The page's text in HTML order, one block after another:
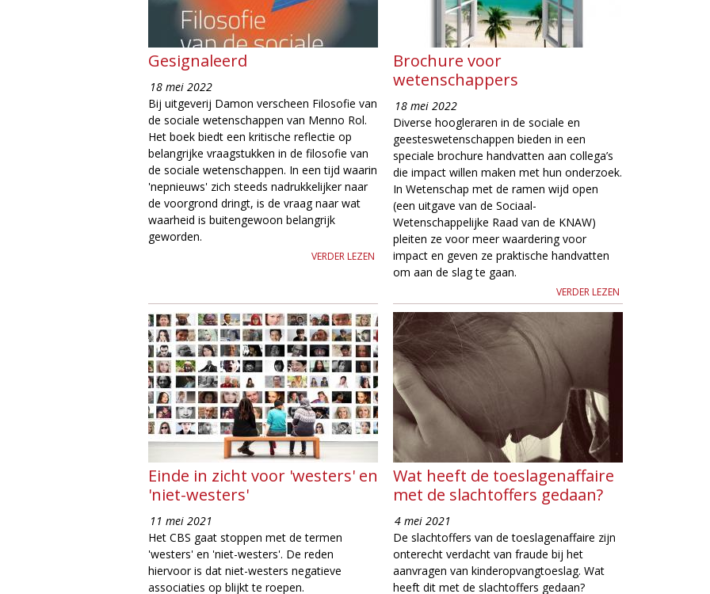
Gesignaleerd
18 mei 2022
Bij uitgeverij Damon verscheen Filosofie van
de sociale wetenschappen van Menno Rol.
Het boek biedt een kritische reflectie op
belangrijke vraagstukken in de filosofie van
de sociale wetenschappen. In een tijd waarin
'nepnieuws' zich steeds nadrukkelijker naar
de voorgrond dringt, is de vraag naar wat
waarheid is buitengewoon belangrijk
geworden.
VERDER LEZEN
Brochure voor
wetenschappers
18 mei 2022
Diverse hoogleraren in de sociale en
geesteswetenschappen bieden in een
speciale brochure handvatten aan collega’s
die impact willen maken met hun onderzoek.
In Wetenschap met de ramen wijd open
(een uitgave van de Sociaal-
Wetenschappelijke Raad van de KNAW)
pleiten ze voor meer waardering voor
impact en geven ze praktische handvatten
om aan de slag te gaan.
VERDER LEZEN
Einde in zicht voor 'westers' en
'niet-westers'
11 mei 2021
Het CBS gaat stoppen met de termen
'westers' en 'niet-westers'. De reden
hiervoor is dat niet-westers negatieve
associaties op blijkt te roepen.
Wat heeft de toeslagenaffaire
met de slachtoffers gedaan?
4 mei 2021
De slachtoffers van de toeslagenaffaire zijn
onterecht verdacht van fraude bij het
aanvragen van kinderopvangtoeslag. Wat
heeft dit met de slachtoffers gedaan?